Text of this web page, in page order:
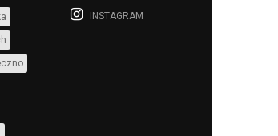
INSTAGRAM